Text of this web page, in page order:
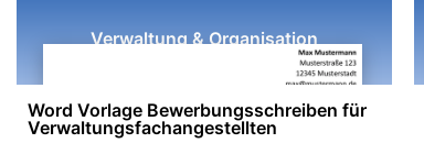
Verwaltung & Organisation
Word Vorlage Bewerbungsschreiben für
Verwaltungsfachangestellten